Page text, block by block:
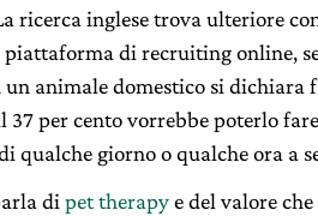
ricerca inglese trova ulteriore
piattaforma di recruiting online,
un animale domestico si
37 per cento vorrebbe poterlo
qualche giorno o qualche ora a
dipet therapye del valore